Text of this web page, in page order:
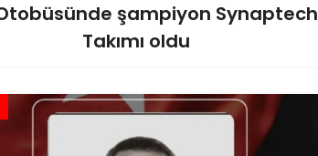
şampiyon Synaptech
Takımı oldu